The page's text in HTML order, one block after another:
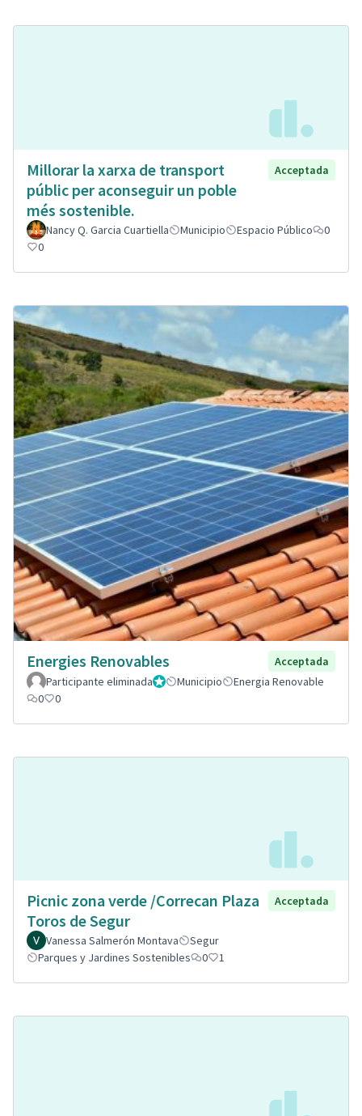
Millorar la xarxa de transport
públic per aconseguir un poble
més sostenible.
Acceptada
Nancy Q. Garcia Cuartiella Municipio Espacio Público
0
0
Energies Renovables
Acceptada
Participante eliminadaAdministrador
Municipio
Energia Renovable
0
0
Picnic zona verde /Correcan Plaza
Toros de Segur
Acceptada
Vanessa Salmerón Montava
Segur
Parques y Jardines Sostenibles
0 1